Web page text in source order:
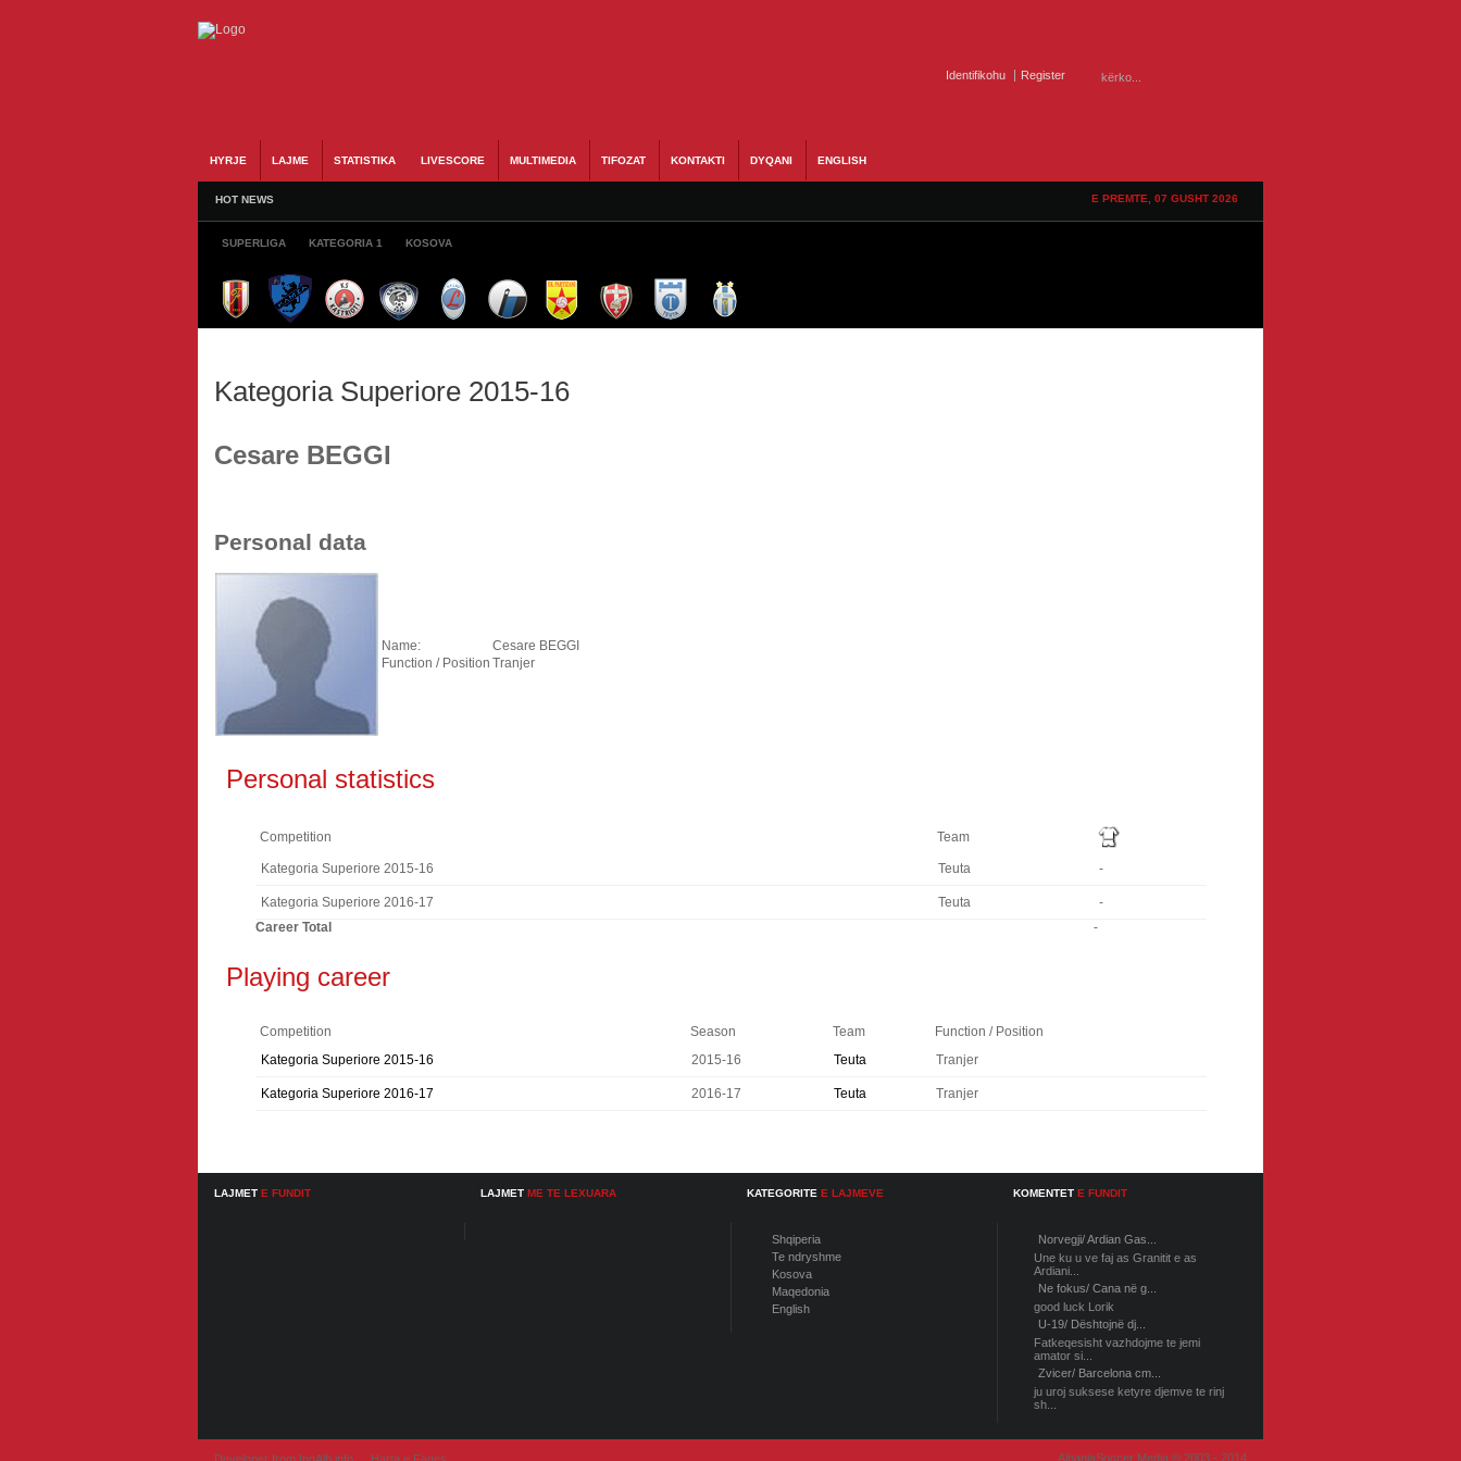
Identifikohu Register
HYRJE LAJME STATISTIKA LIVESCORE MULTIMEDIA TIFOZAT KONTAKTI DYQANI ENGLISH
HOT NEWS E PREMTE, 07 GUSHT 2026
SUPERLIGA KATEGORIA 1 KOSOVA
Kategoria Superiore 2015-16
Cesare BEGGI
Personal data
Name:
Cesare BEGGI
Function / Position Tranjer
Personal statistics
Competition Team
Kategoria Superiore 2015-16 Teuta -
Kategoria Superiore 2016-17 Teuta
-
Career Total
-
Playing career
Competition Season Team
Function / Position
Kategoria Superiore 2015-16
2015-16 Teuta Tranjer
Kategoria Superiore 2016-17 2016-17 Teuta Tranjer
LAJMET E FUNDIT LAJMET ME TE LEXUARA KATEGORITE E LAJMEVE
Shqiperia
Te ndryshme
Kosova
Maqedonia
English
KOMENTET E FUNDIT
Norvegji/ Ardian Gas...
Une ku u ve faj as Granitit e as
Ardiani...
Ne fokus/ Cana në g...
good luck Lorik
U-19/ Dështojnë dj...
Fatkeqesisht vazhdojme te jemi
amator si...
Zvicer/ Barcelona cm...
ju uroj suksese ketyre djemve te rinj
sh...
AlbaniaSoccer Media © 2003 - 2014